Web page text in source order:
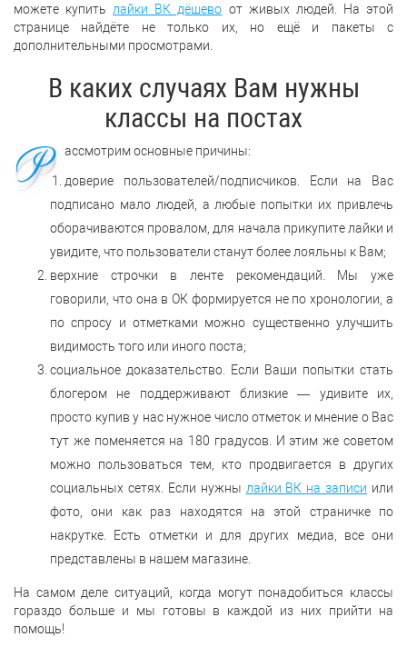
можете купить лайки ВК дёшево от живых людей. На этой
странице найдёте не только их, но ещё и пакеты с
дополнительными просмотрами.
В каких случаях Вам нужны
классы на постах
Р ассмотрим основные причины:
доверие пользователей/подписчиков. Если на Вас
подписано мало людей, а любые попытки их привлечь
оборачиваются провалом, для начала прикупите лайки и
увидите, что пользователи станут более лояльны к Вам;
верхние строчки в ленте рекомендаций. Мы уже
говорили, что она в ОК формируется не по хронологии, а
по спросу и отметками можно существенно улучшить
видимость того или иного поста;
социальное доказательство. Если Ваши попытки стать
блогером не поддерживают близкие — удивите их,
просто купив у нас нужное число отметок и мнение о Вас
тут же поменяется на 180 градусов. И этим же советом
можно пользоваться тем, кто продвигается в других
социальных сетях. Если нужны лайки ВК на записи или
фото, они как раз находятся на этой страничке по
накрутке. Есть отметки и для других медиа, все они
представлены в нашем магазине.
На самом деле ситуаций, когда могут понадобиться классы
гораздо больше и мы готовы в каждой из них прийти на
помощь!